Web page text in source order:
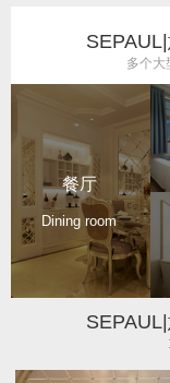
多个大
餐厅
Dining room